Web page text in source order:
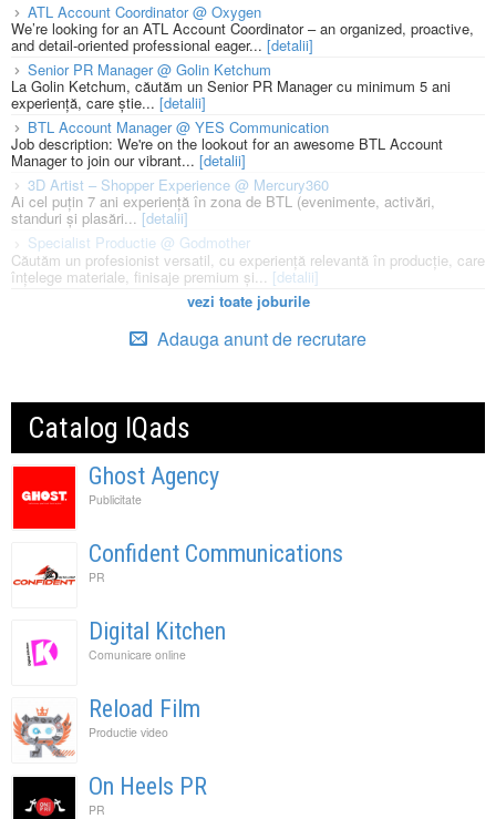
ATL Account Coordinator @ Oxygen
We’re looking for an ATL Account Coordinator – an organized, proactive,
and detail-oriented professional eager... [detalii]
Senior PR Manager @ Golin Ketchum
La Golin Ketchum, căutăm un Senior PR Manager cu minimum 5 ani
experiență, care știe... [detalii]
BTL Account Manager @ YES Communication
Job description: We're on the lookout for an awesome BTL Account
Manager to join our vibrant... [detalii]
3D Artist – Shopper Experience @ Mercury360
Ai cel puțin 7 ani experiență în zona de BTL (evenimente, activări,
standuri și plasări... [detalii]
Specialist Productie @ Godmother
Căutăm un profesionist versatil, cu experiență relevantă în producție, care
înțelege materiale, finisaje premium și... [detalii]
vezi toate joburile
Adauga anunt de recrutare
Catalog IQads
Ghost Agency
Publicitate
Confident Communications
PR
Digital Kitchen
Comunicare online
Reload Film
Productie video
On Heels PR
PR